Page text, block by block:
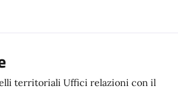
territoriali Uffici relazioni con il